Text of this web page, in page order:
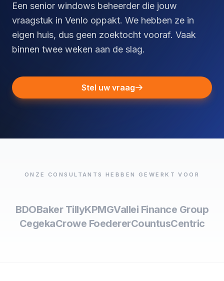
Een senior windows beheerder die jouw
vraagstuk in Venlo oppakt. We hebben ze in
eigen huis, dus geen zoektocht vooraf. Vaak
binnen twee weken aan de slag.
Stel uw vraag
ONZE CONSULTANTS HEBBEN GEWERKT VOOR
BDOBaker TillyKPMGVallei Finance Group
CegekaCrowe FoedererCountusCentric